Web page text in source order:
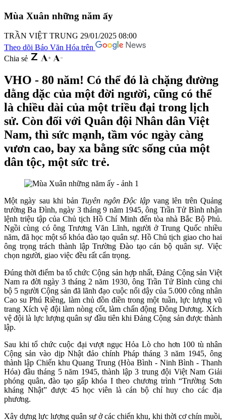
Mùa Xuân những năm ấy
TRẦN VIỆT TRUNG 29/01/2025 08:00
Theo dõi Báo Văn Hóa trên
Chia sẻ
VHO - 80 năm! Có thể đó là chặng đường
dằng dặc của một đời người, cũng có thể
là chiều dài của một triều đại trong lịch
sử. Còn đối với Quân đội Nhân dân Việt
Nam, thì sức mạnh, tầm vóc ngày càng
vươn cao, bay xa bằng sức sống của một
dân tộc, một sức trẻ.
Một ngày sau khi bản Tuyên ngôn Độc lập vang lên trên Quảng
trường Ba Đình, ngày 3 tháng 9 năm 1945, ông Trần Tử Bình nhận
lệnh triệu tập của Chủ tịch Hồ Chí Minh đến tòa nhà Bắc Bộ Phủ.
Ngồi cùng có ông Trương Văn Lĩnh, người ở Trung Quốc nhiều
năm, đã học một số khóa đào tạo quân sự. Hồ Chủ tịch giao cho hai
ông trọng trách thành lập Trường Đào tạo cán bộ quân sự. Việc
chọn người, giao việc đều rất cẩn trọng.
Đúng thời điểm ba tổ chức Cộng sản hợp nhất, Đảng Cộng sản Việt
Nam ra đời ngày 3 tháng 2 năm 1930, ông Trần Tử Bình cùng chi
bộ 5 người Cộng sản đã lãnh đạo cuộc nổi dậy của 5.000 công nhân
Cao su Phú Riềng, làm chủ đồn điền trong một tuần, lực lượng vũ
trang Xích vệ đội làm nòng cốt, làm chấn động Đông Dương. Xích
vệ đội là lực lượng quân sự đầu tiên khi Đảng Cộng sản được thành
lập.
Sau khi tổ chức cuộc đại vượt ngục Hỏa Lò cho hơn 100 tù nhân
Cộng sản vào dịp Nhật đảo chính Pháp tháng 3 năm 1945, ông
thành lập Chiến khu Quang Trung (Hòa Bình - Ninh Bình - Thanh
Hóa) đầu tháng 5 năm 1945, thành lập 3 trung đội Việt Nam Giải
phóng quân, đào tạo gấp khóa I theo chương trình “Trường Sơn
kháng Nhật” được 45 học viên là cán bộ chỉ huy cho các địa
phương.
Xây dựng lực lượng quân sự ở các chiến khu, khi thời cơ chín muồi,